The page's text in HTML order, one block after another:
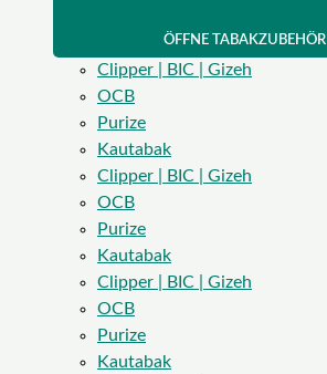
ÖFFNE TABAKZUBEHÖR
Clipper | BIC | Gizeh
OCB
Purize
Kautabak
Clipper | BIC | Gizeh
OCB
Purize
Kautabak
Clipper | BIC | Gizeh
OCB
Purize
Kautabak